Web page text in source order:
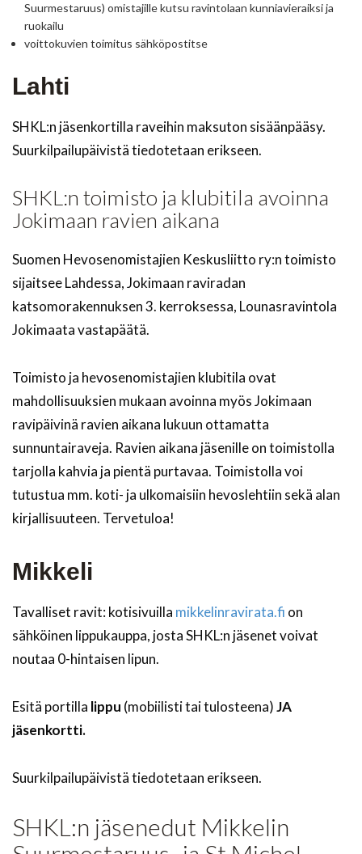
Suurmestaruus) omistajille kutsu ravintolaan kunniavieraiksi ja
ruokailu
voittokuvien toimitus sähköpostitse
Lahti
SHKL:n jäsenkortilla raveihin maksuton sisäänpääsy.
Suurkilpailupäivistä tiedotetaan erikseen.
SHKL:n toimisto ja klubitila avoinna
Jokimaan ravien aikana
Suomen Hevosenomistajien Keskusliitto ry:n toimisto
sijaitsee Lahdessa, Jokimaan raviradan
katsomorakennuksen 3. kerroksessa, Lounasravintola
Jokimaata vastapäätä.
Toimisto ja hevosenomistajien klubitila ovat
mahdollisuuksien mukaan avoinna myös Jokimaan
ravipäivinä ravien aikana lukuun ottamatta
sunnuntairaveja. Ravien aikana jäsenille on toimistolla
tarjolla kahvia ja pientä purtavaa. Toimistolla voi
tutustua mm. koti- ja ulkomaisiin hevoslehtiin sekä alan
kirjallisuuteen. Tervetuloa!
Mikkeli
Tavalliset ravit: kotisivuilla mikkelinravirata.fi on
sähköinen lippukauppa, josta SHKL:n jäsenet voivat
noutaa 0-hintaisen lipun.
Esitä portilla lippu (mobiilisti tai tulosteena)JA
jäsenkortti.
Suurkilpailupäivistä tiedotetaan erikseen.
SHKL:n jäsenedut Mikkelin